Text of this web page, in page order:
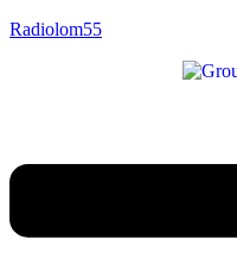
Radiolom55